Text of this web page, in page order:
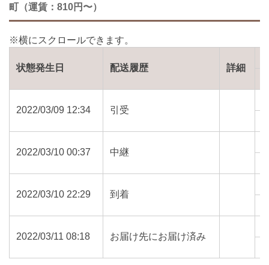
町（運賃：810円〜）
状態発生日 配送履歴 詳細
2022/03/09 12:34 引受
2022/03/10 00:37 中継
2022/03/10 22:29 到着
2022/03/11 08:18 お届け先にお届け済み